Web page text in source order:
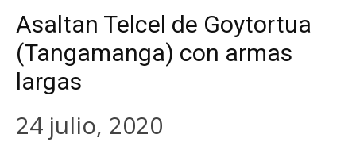
Asaltan Telcel de Goytortua
(Tangamanga) con armas
largas
24 julio, 2020